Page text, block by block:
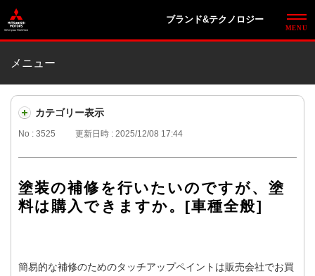
ブランド&テクノロジー
メニュー
カテゴリー表示
No : 3525 更新日時 : 2025/12/08 17:44
塗装の補修を行いたいのですが、塗
料は購入できますか。[車種全般]
簡易的な補修のためのタッチアップペイントは販売会社でお買